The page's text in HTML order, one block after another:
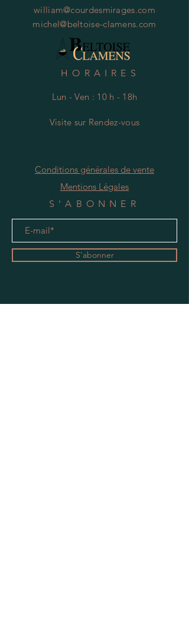
william@courdesmirages.com
michel@beltoise-clamens.com
HORAIRES
Lun - Ven : 10 h - 18h
Visite sur Rendez-vous
Conditions générales de vente
Mentions Légales
S'ABONNER
S'abonner